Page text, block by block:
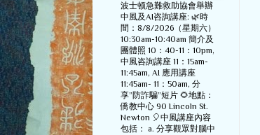
波士顿急難救助協會舉辦
中風及AI咨詢講座: 🌿時
間：8/8/2026（星期六）
10:30am-10:40am 簡介及
團體照 10：40-11：10pm,
中風咨詢講座 11：15am-
11:45am, AI 應用講座
11:45am- 11：50am, 分
享”防詐騙”短片 🌻地點：
僑教中心 90 Lincoln St.
Newton 🎈中風講座內容
包括： a. 分享觀眾對腦中